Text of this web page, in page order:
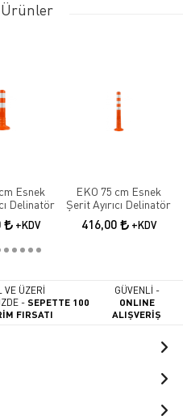
Ürünler
Esnek
Delinatör
+KDV
EKO 75 cm Esnek
Şerit Ayırıcı Delinatör
416,00 +KDV
VE ÜZERİ
-SEPETTE 100
FIRSATI
GÜVENLİ -
ONLINE
ALIŞVERİŞ